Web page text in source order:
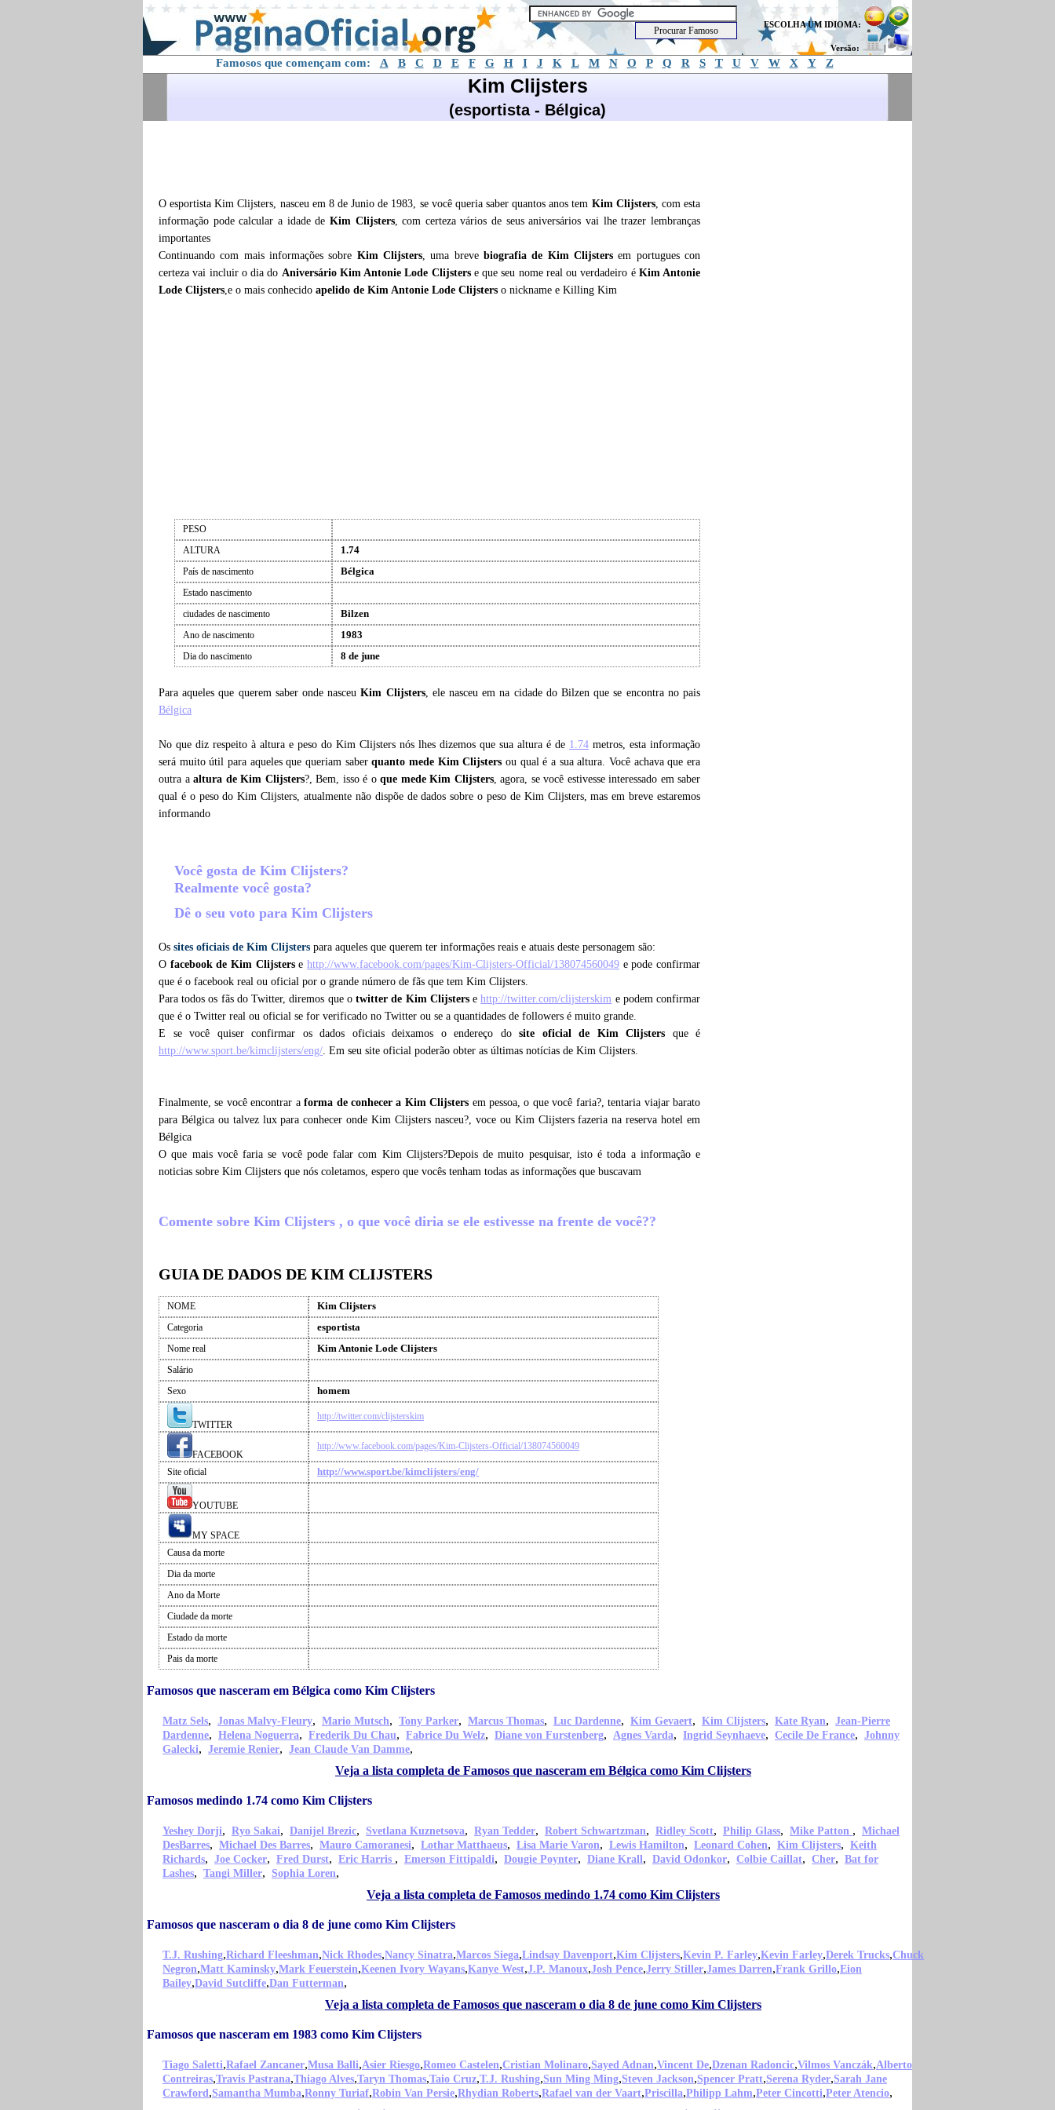
ESCOLHA UM IDIOMA:
Versão: |
Famosos que començam com: A B C D E F G H I J K L M N O P Q R S T U V W X Y Z
Kim Clijsters
(esportista - Bélgica)
O esportista Kim Clijsters, nasceu em 8 de Junio de 1983, se você queria saber quantos anos tem Kim Clijsters, com esta
informação pode calcular a idade de Kim Clijsters, com certeza vários de seus aniversários vai lhe trazer lembranças
importantes
Continuando com mais informações sobre Kim Clijsters, uma brevebiografia de Kim Clijsters em portugues con
certeza vai incluir o dia do Aniversário Kim Antonie Lode Clijsterse que seu nome real ou verdadeiro é Kim Antonie
Lode Clijsters,e o mais conhecido apelido de Kim Antonie Lode Clijsters o nickname e Killing Kim
PESO
ALTURA
1.74
País de nascimento Bélgica
Estado nascimento
ciudades de nascimento
Bilzen
Ano de nascimento 1983
Dia do nascimento 8 de june
Para aqueles que querem saber onde nasceuKim Clijsters, ele nasceu em na cidade do Bilzen que se encontra no pais
Bélgica
No que diz respeito à altura e peso do Kim Clijsters nós lhes dizemos que sua altura é de 1.74 metros, esta informação
será muito útil para aqueles que queriam saberquanto mede Kim Clijsters ou qual é a sua altura. Você achava que era
outra a altura de Kim Clijsters?, Bem, isso é o que mede Kim Clijsters, agora, se você estivesse interessado em saber
qual é o peso do Kim Clijsters, atualmente não dispõe de dados sobre o peso de Kim Clijsters, mas em breve estaremos
informando
Você gosta de Kim Clijsters?
Realmente você gosta?
Dê o seu voto para Kim Clijsters
Os sites oficiais de Kim Clijsters para aqueles que querem ter informações reais e atuais deste personagem são:
O facebook de Kim Clijstersehttp://www.facebook.com/pages/Kim-Clijsters-Official/138074560049 e pode confirmar
que é o facebook real ou oficial por o grande número de fãs que tem Kim Clijsters.
Para todos os fãs do Twitter, diremos que otwitter de Kim Clijstersehttp://twitter.com/clijsterskim e podem confirmar
que é o Twitter real ou oficial se for verificado no Twitter ou se a quantidades de followers é muito grande.
E se você quiser confirmar os dados oficiais deixamos o endereço do site oficial de Kim Clijsters que é
http://www.sport.be/kimclijsters/eng/. Em seu site oficial poderão obter as últimas notícias de Kim Clijsters.
Finalmente, se você encontrar aforma de conhecer a Kim Clijsters em pessoa, o que você faria?, tentaria viajar barato
para Bélgica ou talvez lux para conhecer onde Kim Clijsters nasceu?, voce ou Kim Clijsters fazeria na reserva hotel em
Bélgica
O que mais você faria se você pode falar com Kim Clijsters?Depois de muito pesquisar, isto é toda a informação e
noticias sobre Kim Clijsters que nós coletamos, espero que vocês tenham todas as informações que buscavam
Comente sobre Kim Clijsters , o que você diria se ele estivesse na frente de você??
GUIA DE DADOS DE KIM CLIJSTERS
NOME Kim Clijsters
Categoria esportista
Nome real Kim Antonie Lode Clijsters
Salário
Sexo
homem
TWITTER
http://twitter.com/clijsterskim
FACEBOOK
http://www.facebook.com/pages/Kim-Clijsters-Official/138074560049
Site oficial http://www.sport.be/kimclijsters/eng/
YOUTUBE
MY SPACE
Causa da morte
Dia da morte
Ano da Morte
Ciudade da morte
Estado da morte
Pais da morte
Famosos que nasceram em Bélgica como Kim Clijsters
Matz Sels, Jonas Malvy-Fleury, Mario Mutsch, Tony Parker, Marcus Thomas, Luc Dardenne, Kim Gevaert, Kim Clijsters, Kate Ryan, Jean-Pierre
Dardenne, Helena Noguerra, Frederik Du Chau, Fabrice Du Welz, Diane von Furstenberg, Agnes Varda, Ingrid Seynhaeve, Cecile De France, Johnny
Galecki, Jeremie Renier, Jean Claude Van Damme,
Veja a lista completa de Famosos que nasceram em Bélgica como Kim Clijsters
Famosos medindo 1.74 como Kim Clijsters
Yeshey Dorji, Ryo Sakai, Danijel Brezic, Svetlana Kuznetsova, Ryan Tedder, Robert Schwartzman, Ridley Scott, Philip Glass, Mike Patton , Michael
DesBarres, Michael Des Barres, Mauro Camoranesi, Lothar Matthaeus, Lisa Marie Varon, Lewis Hamilton, Leonard Cohen, Kim Clijsters, Keith
Richards, Joe Cocker, Fred Durst, Eric Harris , Emerson Fittipaldi, Dougie Poynter, Diane Krall, David Odonkor, Colbie Caillat, Cher, Bat for
Lashes, Tangi Miller, Sophia Loren,
Veja a lista completa de Famosos medindo 1.74 como Kim Clijsters
Famosos que nasceram o dia 8 de june como Kim Clijsters
T.J. Rushing,Richard Fleeshman,Nick Rhodes,Nancy Sinatra,Marcos Siega,Lindsay Davenport,Kim Clijsters,Kevin P. Farley,Kevin Farley,Derek Trucks,Chuck
Negron,Matt Kaminsky,Mark Feuerstein,Keenen Ivory Wayans,Kanye West,J.P. Manoux,Josh Pence,Jerry Stiller,James Darren,Frank Grillo,Eion
Bailey,David Sutcliffe,Dan Futterman,
Veja a lista completa de Famosos que nasceram o dia 8 de june como Kim Clijsters
Famosos que nasceram em 1983 como Kim Clijsters
Tiago Saletti,Rafael Zancaner,Musa Balli,Asier Riesgo,Romeo Castelen,Cristian Molinaro,Sayed Adnan,Vincent De,Dzenan Radoncic,Vilmos Vanczák,Alberto
Contreiras,Travis Pastrana,Thiago Alves,Taryn Thomas,Taio Cruz,T.J. Rushing,Sun Ming Ming,Steven Jackson,Spencer Pratt,Serena Ryder,Sarah Jane
Crawford,Samantha Mumba,Ronny Turiaf,Robin Van Persie,Rhydian Roberts,Rafael van der Vaart,Priscilla,Philipp Lahm,Peter Cincotti,Peter Atencio,